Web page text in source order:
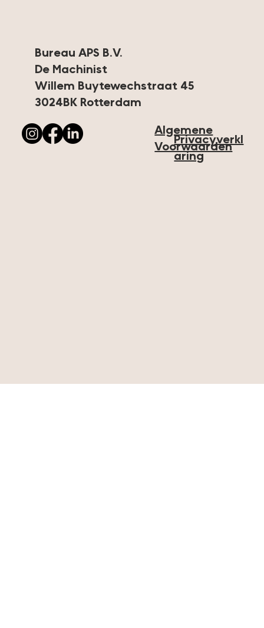
Algemene
Voorwaarden
Privacyverkl
aring
Bureau APS B.V.
De Machinist
Willem Buytewechstraat 45
3024BK Rotterdam